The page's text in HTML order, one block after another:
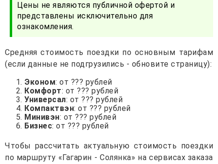
Цены не являются публичной офертой и
представлены исключительно для
ознакомления.
Средняя стоимость поездки по основным тарифам
(если данные не подгрузились - обновите страницу):
Эконом: от ??? рублей
Комфорт: от ??? рублей
Универсал: от ??? рублей
Компактвэн: от ??? рублей
Минивэн: от ??? рублей
Бизнес: от ??? рублей
Чтобы рассчитать актуальную стоимость поездки
по маршруту «Гагарин - Солянка» на сервисах заказа